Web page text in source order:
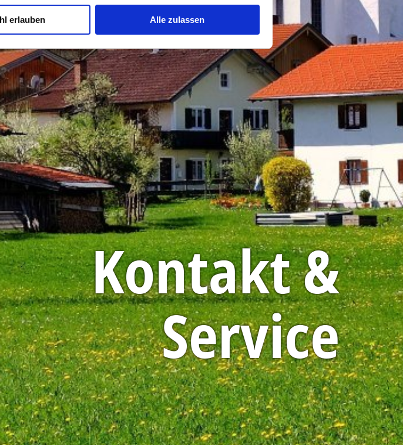
erlauben Alle zulassen
Kontakt &
Service